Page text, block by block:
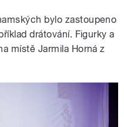
bylo zastoupeno
drátování. Figurky a
místě Jarmila Horná z